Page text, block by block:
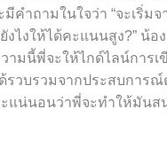
คำถามในใจว่า “จะเริ่มจ
งไงให้ได้คะแนนสูง?” น้อ
ามนี้พี่จะให้ไกด์ไลน์การเ
วบรวมจากประสบการณ์
ะแน่นอนว่าพี่จะทำให้มันส